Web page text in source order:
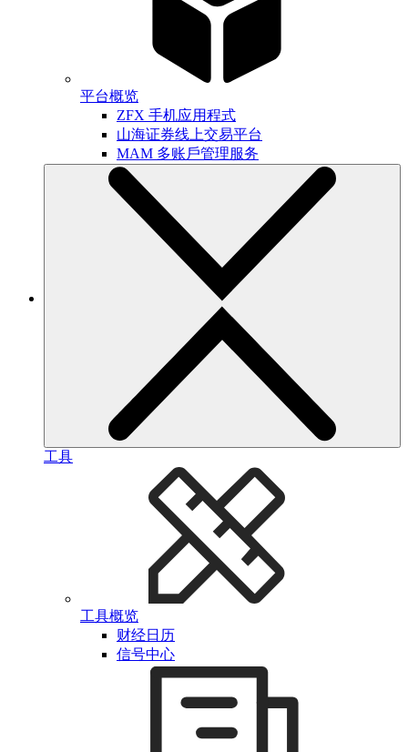
平台概览
ZFX 手机应用程式
山海证券线上交易平台
MAM 多账戶管理服务
工具
工具概览
财经日历
信号中心